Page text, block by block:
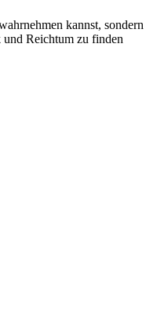
kannst, sondern
Reichtum zu finden